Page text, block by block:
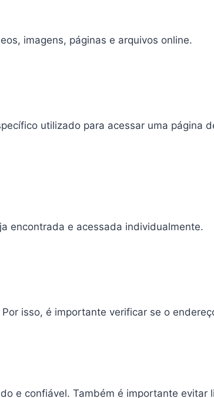
imagens, páginas e arquivos online.
utilizado para acessar uma página
encontrada e acessada individualmente.
isso, é importante verificar se o
e confiável. Também é importante evitar